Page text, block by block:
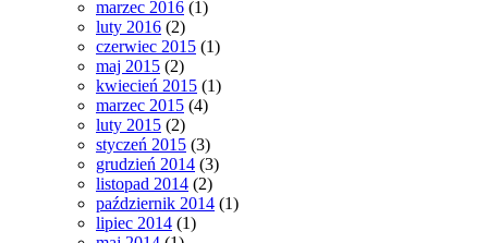
marzec 2016 (1)
luty 2016 (2)
czerwiec 2015 (1)
maj 2015 (2)
kwiecień 2015 (1)
marzec 2015 (4)
luty 2015 (2)
styczeń 2015 (3)
grudzień 2014 (3)
listopad 2014 (2)
październik 2014 (1)
lipiec 2014 (1)